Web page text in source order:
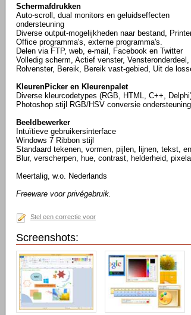
Schermafdrukken
Auto-scroll, dual monitors en geluidseffecten
ondersteuning
Diverse output-mogelijkheden naar bestand,
Office programma's, externe programma's.
Delen via FTP, web, e-mail, Facebook en Twitter
Volledig scherm, Actief venster, Vensteronderdeel,
Rolvenster, Bereik, Bereik vast-gebied, Uit de
KleurenPicker en Kleurenpalet
Diverse kleurcodetypes (RGB, HTML, C++,
Photoshop stijl RGB/HSV conversie
Beeldbewerker
Intuïtieve gebruikersinterface
Windows 7 Ribbon stijl
Standaard tekenen, vormen, pijlen, lijnen, tekst,
Blur, verscherpen, hue, contrast, helderheid,
Meertalig, w.o. Nederlands
Freeware voor privégebruik.
Stel een correctie voor
Screenshots: